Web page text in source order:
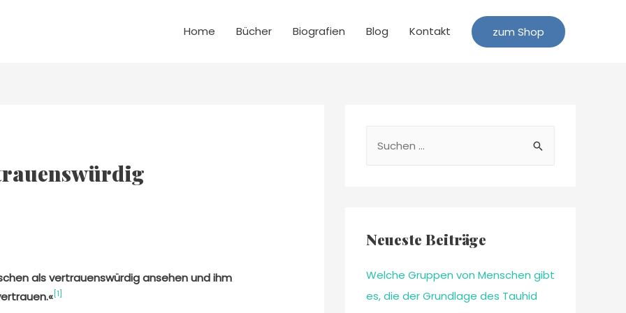
Home Bücher Biografien Blog Kontakt zum Shop
als vertrauenswürdig ansehen und ihm
[1]
Neueste Beiträge
Welche Gruppen von Menschen gibt
es, die der Grundlage des Tauhid